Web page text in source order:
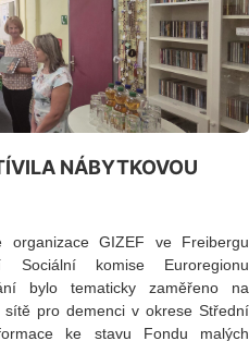
NÁBYTKOVOU
GIZEF ve Freibergu
Sociální komise Euroregionu
bylo tematicky zaměřeno na
pro demenci v okrese Střední
ke stavu Fondu malých